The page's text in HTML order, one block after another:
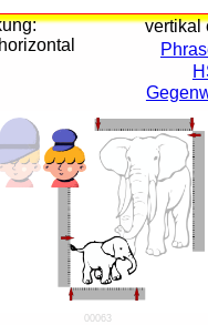
vertikal
00063